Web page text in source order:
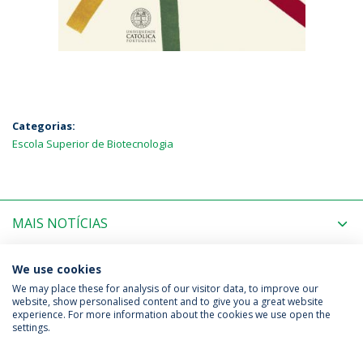
Categorias:
Escola Superior de Biotecnologia
MAIS NOTÍCIAS
PRÓXIMOS EVENTOS
Política de Privacidade
Termos & Condições
We use cookies
We may place these for analysis of our visitor data, to improve our
website, show personalised content and to give you a great website
experience. For more information about the cookies we use open the
settings.